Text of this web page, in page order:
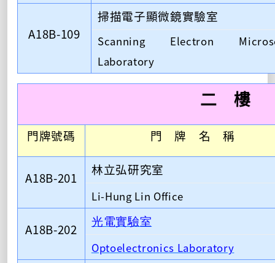
A18B-109
掃描電子顯微鏡實驗室
Scanning Electron
Laboratory
二 樓
門牌號碼 門 牌 名 稱
A18B-201 林立弘研究室
Li-Hung Lin Office
A18B-202 光電實驗室
Optoelectronics Laboratory